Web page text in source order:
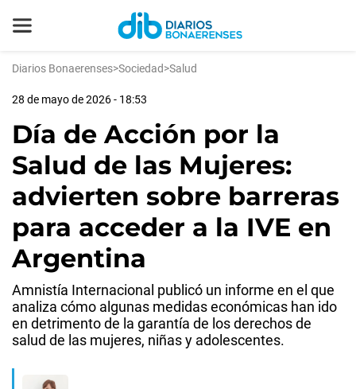
Diarios Bonaerenses>Sociedad>Salud
28 de mayo de 2026 - 18:53
Día de Acción por la
Salud de las Mujeres:
advierten sobre barreras
para acceder a la IVE en
Argentina
Amnistía Internacional publicó un informe en el que
analiza cómo algunas medidas económicas han ido
en detrimento de la garantía de los derechos de
salud de las mujeres, niñas y adolescentes.